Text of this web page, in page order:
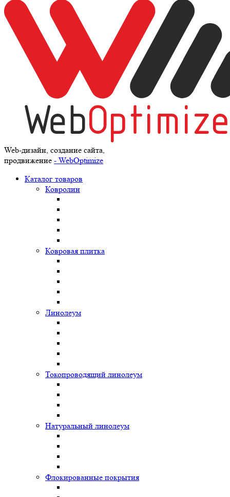
Web-дизайн, создание сайта,
продвижение - WebOptimize
Каталог товаров
Ковролин
Ковровая плитка
Линолеум
Токопроводящий линолеум
Натуральный линолеум
Флокированные покрытия